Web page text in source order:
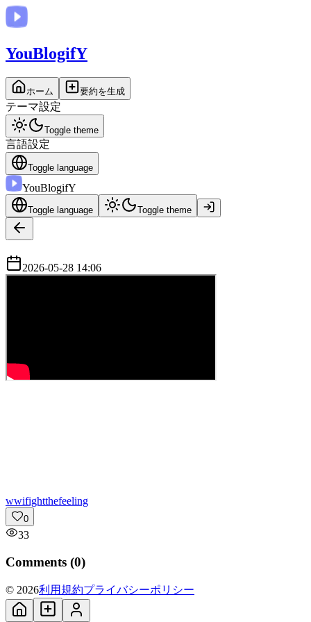
YouBlogifY
ホーム 要約を生成
テーマ設定
Toggle theme
言語設定
Toggle language
YouBlogifY
Toggle language Toggle theme
2026-05-28 14:06
wwifightthefeeling
0
33
Comments (0)
© 2026利用規約プライバシーポリシー